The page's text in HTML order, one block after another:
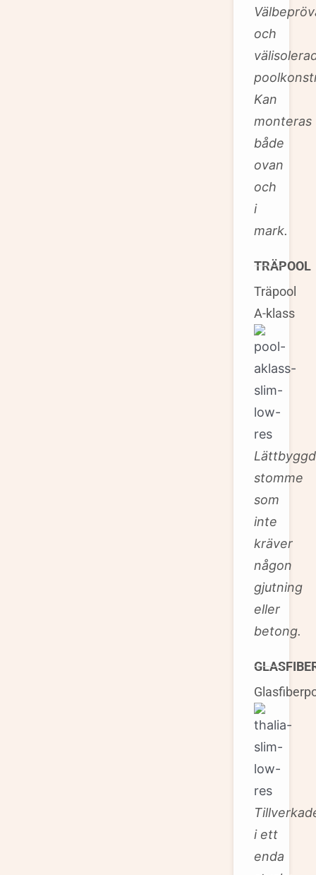
och
Kan
monteras
både
ovan
och
i
mark.
TRÄPOOL
Träpool
A-klass
Lättbyggd
stomme
som
inte
kräver
någon
gjutning
eller
betong.
i ett
enda